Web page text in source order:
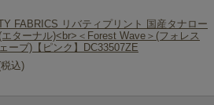
FABRICS リバティプリント 国産タナロー
エターナル)<br>＜Forest Wave＞(フォレス
ーブ)【ピンク】DC33507ZE
税込)